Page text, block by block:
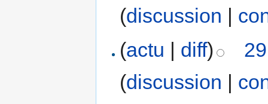
(discussion |
(actu diff)
(discussion